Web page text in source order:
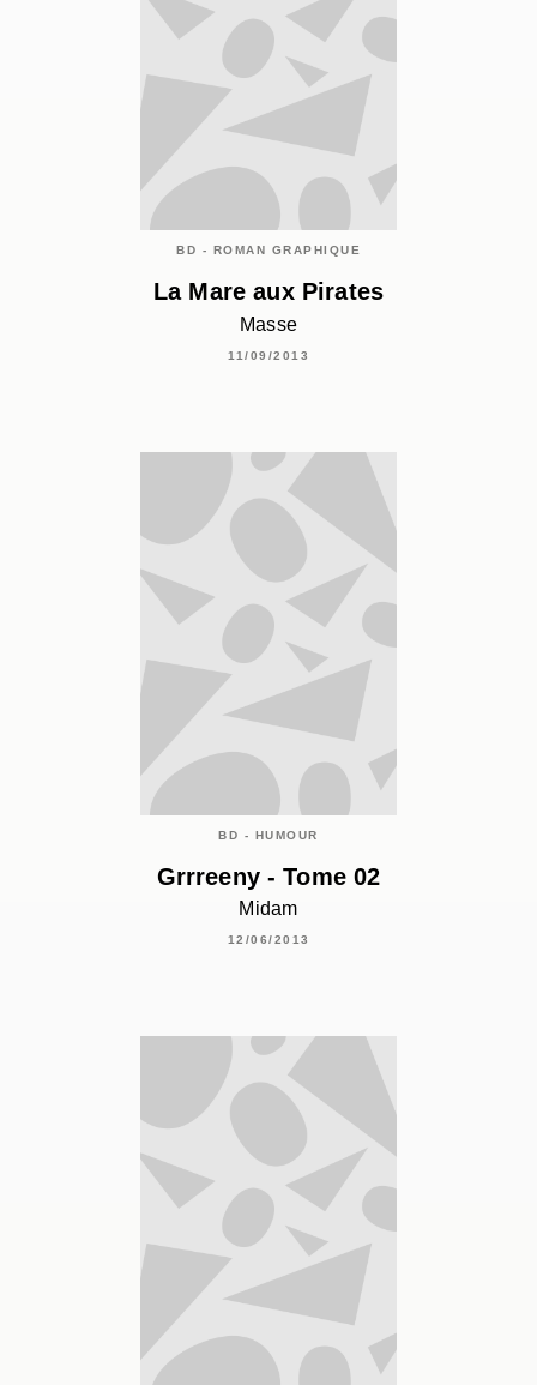
BD - ROMAN GRAPHIQUE
La Mare aux Pirates
Masse
11/09/2013
BD - HUMOUR
Grrreeny - Tome 02
Midam
12/06/2013